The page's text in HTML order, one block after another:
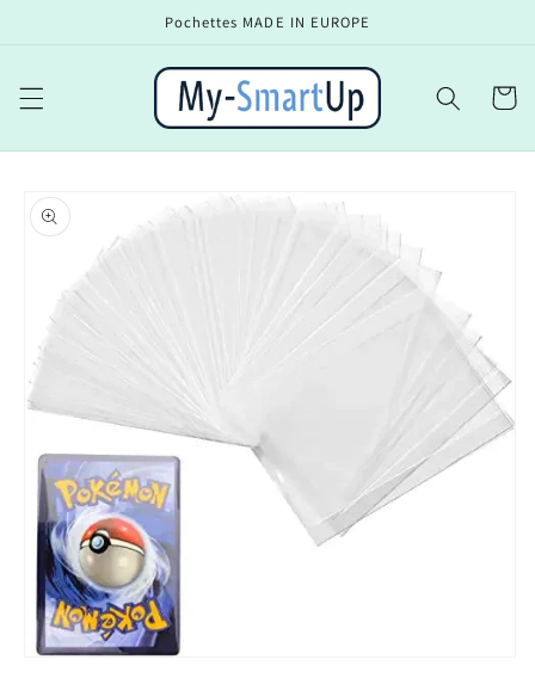
Pochettes MADE IN EUROPE
Panier
Passer aux
informations
produits